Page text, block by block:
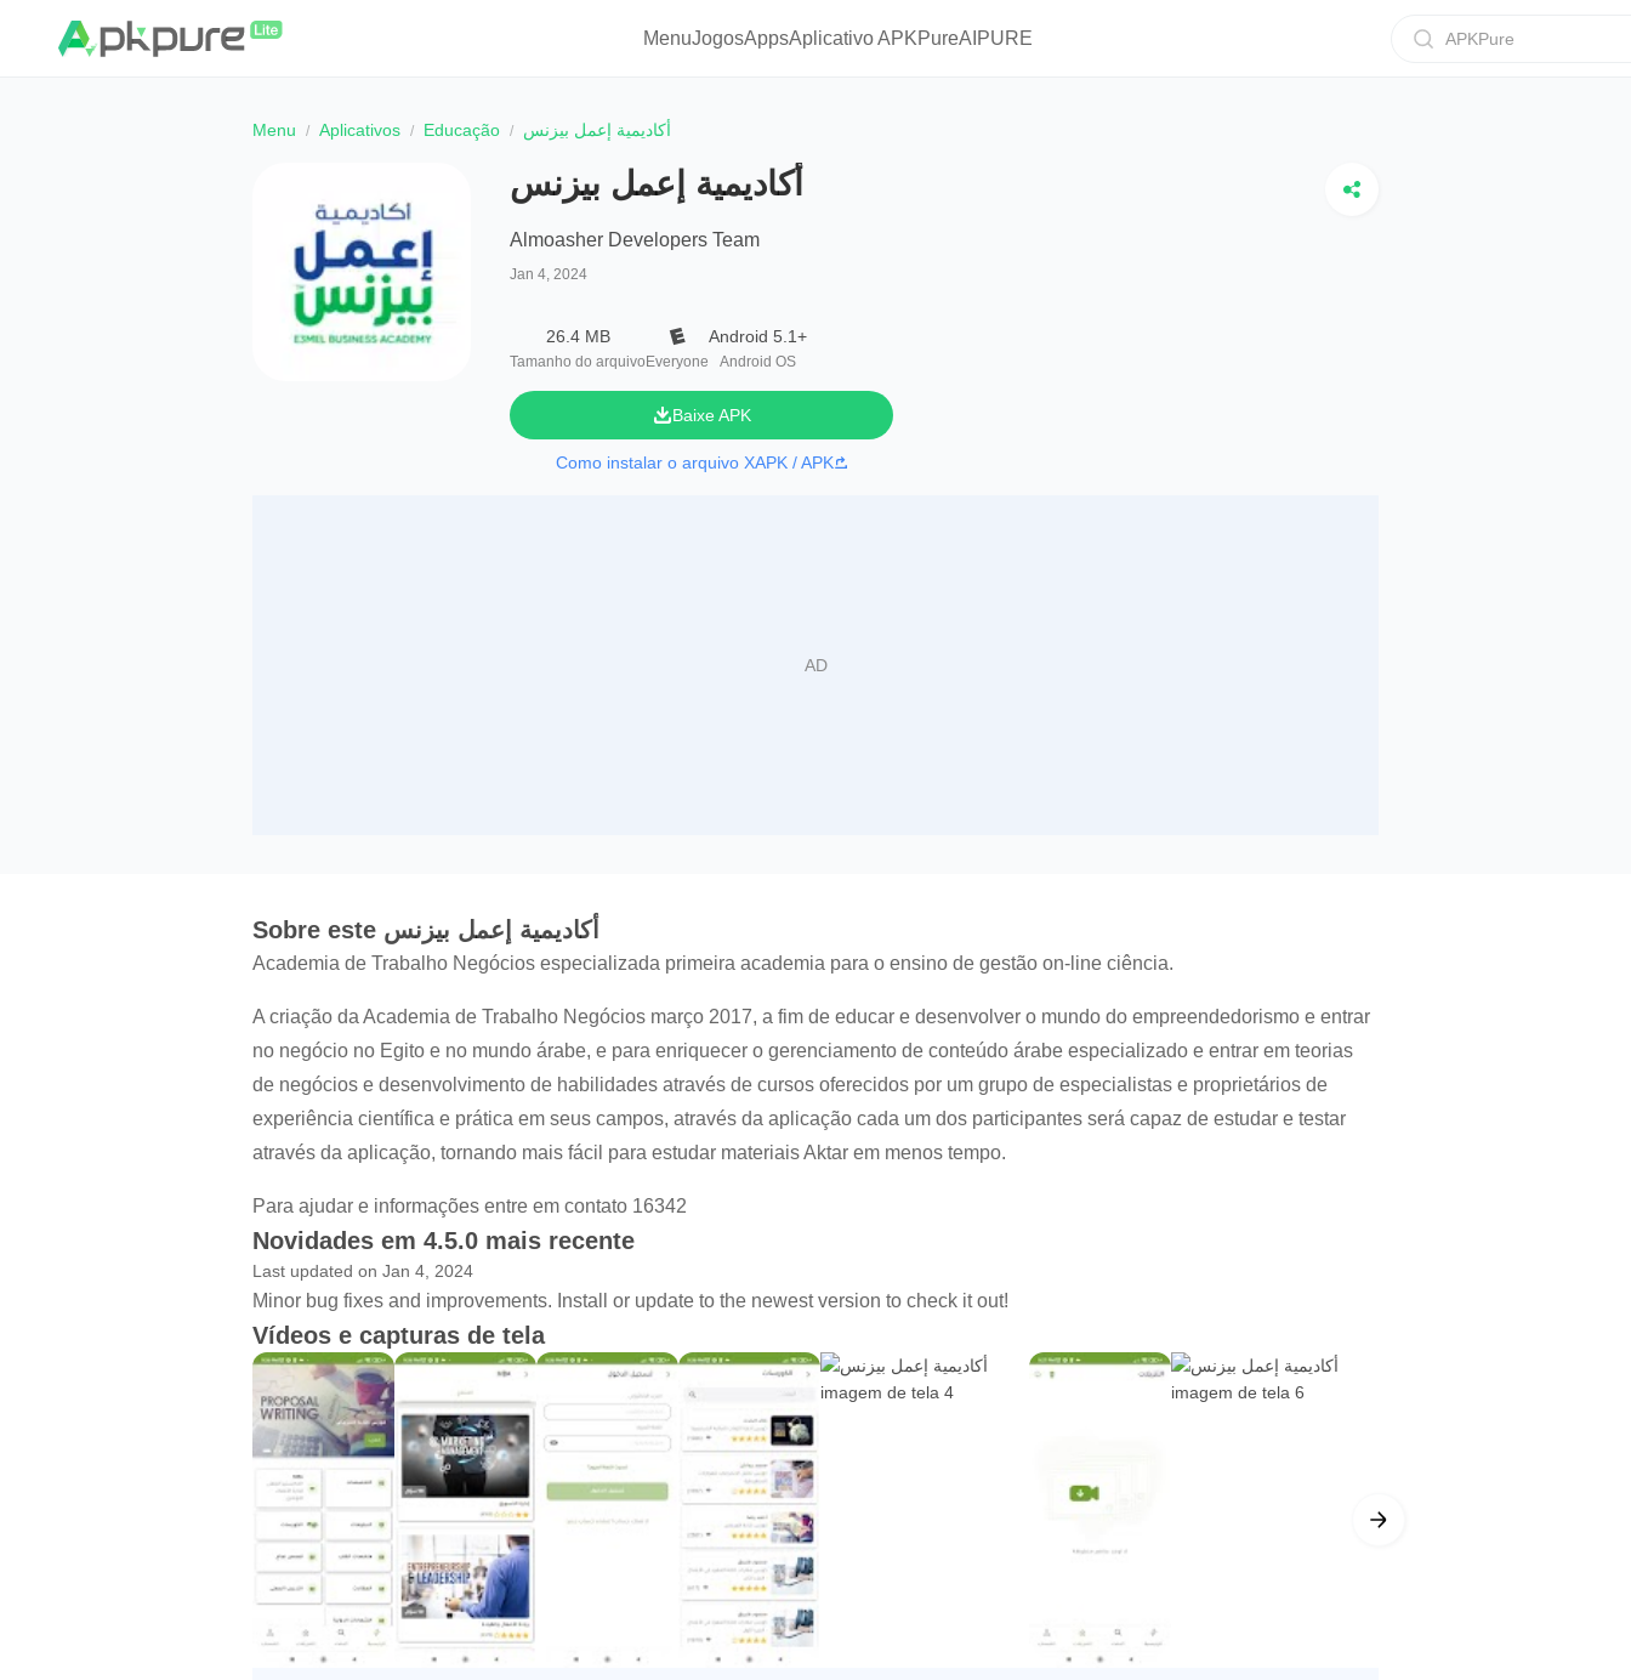
MenuJogosAppsAplicativo APKPureAIPURE APKPure
Menu Aplicativos Educação أكاديمية إعمل بيزنس
أكاديمية إعمل بيزنس
Almoasher Developers Team
Jan 4, 2024
26.4 MB
Tamanho do arquivo Everyone
Android 5.1+
Android OS
Baixe APK
Como instalar o arquivo XAPK / APK
Sobre este أكاديمية إعمل بيزنس
Academia de Trabalho Negócios especializada primeira academia para o ensino de gestão on-line ciência.
A criação da Academia de Trabalho Negócios março 2017, a fim de educar e desenvolver o mundo do empreendedorismo e entrar
no negócio no Egito e no mundo árabe, e para enriquecer o gerenciamento de conteúdo árabe especializado e entrar em teorias
de negócios e desenvolvimento de habilidades através de cursos oferecidos por um grupo de especialistas e proprietários de
experiência científica e prática em seus campos, através da aplicação cada um dos participantes será capaz de estudar e testar
através da aplicação, tornando mais fácil para estudar materiais Aktar em menos tempo.
Para ajudar e informações entre em contato 16342
Novidades em 4.5.0 mais recente
Last updated on Jan 4, 2024
Minor bug fixes and improvements. Install or update to the newest version to check it out!
Vídeos e capturas de tela